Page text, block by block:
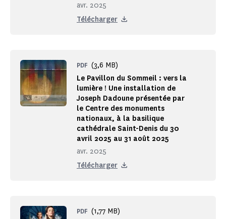
avr. 2025
Télécharger
Le Pavillon du Sommeil : vers la
lumière ! Une installation de
Joseph Dadoune présentée par
le Centre des monuments
nationaux, à la basilique
cathédrale Saint-Denis du 30
avril 2025 au 31 août 2025
avr. 2025
PDF (3,6 MB)
Télécharger
PDF (1,77 MB)